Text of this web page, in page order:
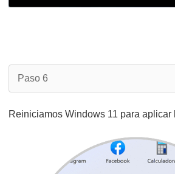
Paso 6
Reiniciamos Windows 11 para aplicar